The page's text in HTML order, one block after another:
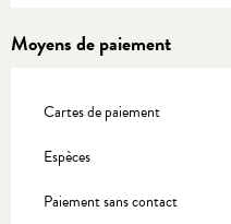
Moyens de paiement
Cartes de paiement
Espèces
Paiement sans contact